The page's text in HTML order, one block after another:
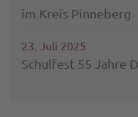
im Kreis Pinneberg
23. Juli 2025
Schulfest 55 Jahre